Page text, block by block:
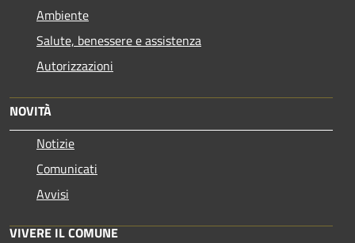
Ambiente
Salute, benessere e assistenza
Autorizzazioni
NOVITÀ
Notizie
Comunicati
Avvisi
VIVERE IL COMUNE